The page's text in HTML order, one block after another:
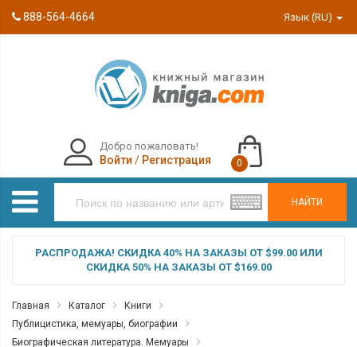
888-564-4664 Язык (RU)
НАЙТИ
Добро пожаловать!
Войти / Регистрация 0
РАСПРОДАЖА! СКИДКА 40% НА ЗАКАЗЫ ОТ $99.00 ИЛИ
СКИДКА 50% НА ЗАКАЗЫ ОТ $169.00
Главная Каталог
Книги
Публицистика, мемуары, биографии
Биографическая литература. Мемуары